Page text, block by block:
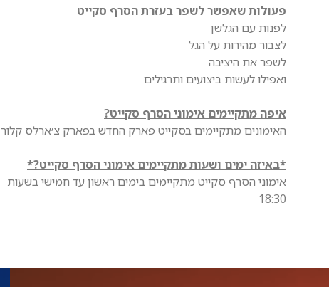
פעולות שאפשר לשפר בעזרת הסרף סקייט
לפנות עם הגלשן
לצבור מהירות על הגל
לשפר את היציבה
ואפילו לעשות ביצועים ותרגילים
איפה מתקיימים אימוני הסרף סקייט?
האימונים מתקיימים בסקייט פארק החדש בפארק צ׳ארלס קלור
*באיזה ימים ושעות מתקיימים אימוני הסרף סקייט?*
‏אימוני הסרף סקייט מתקיימים בימים ראשון עד חמישי בשעות
18:30